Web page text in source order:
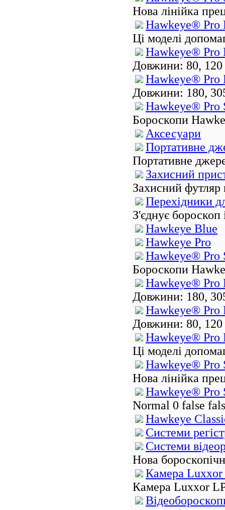
Нова лінійка
Hawkeye® Pro
Ці моделі
Hawkeye® Pro
Довжини: 80,
Hawkeye® Pro
Довжини: 180,
Hawkeye® Pro
Бороскопи
Аксесуари
Портативне
Портативне
Захисний
Захисний футляр
Перехідники
З'єднує бороскоп
Hawkeye Blue
Hawkeye Pro
Hawkeye® Pro
Бороскопи
Hawkeye® Pro
Довжини: 180,
Hawkeye® Pro
Довжини: 80,
Hawkeye® Pro
Ці моделі
Hawkeye® Pro
Нова лінійка
Hawkeye® Pro
Normal 0 false
Hawkeye
Системи
Системи
Нова
Камера Luxxor
Камера Luxxor